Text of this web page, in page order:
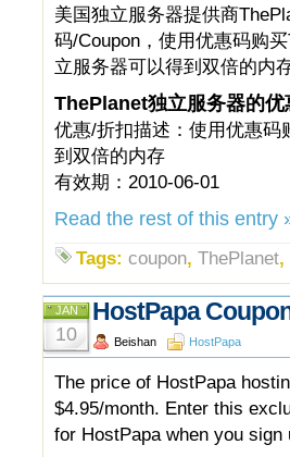
美国独立服务器提供商
码/Coupon，使用优惠码购
立服务器可以得到双倍的内
ThePlanet独立服务器的优
优惠/折扣描述：使用优惠码
到双倍的内存
有效期：2010-06-01
Read the rest of this entry
Tags: coupon, ThePlanet,
JAN
10
HostPapa
Beishan HostPapa
The price of HostPapa
$4.95/month. Enter this
for HostPapa when you